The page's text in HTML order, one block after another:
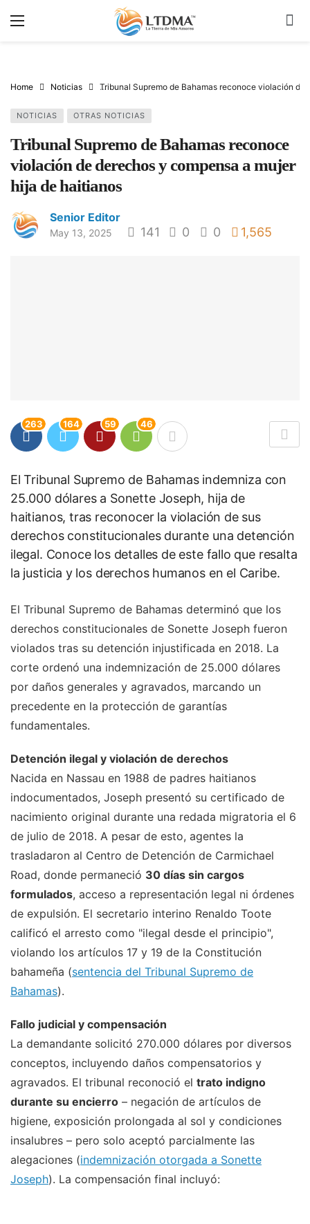
Home Noticias Tribunal Supremo de Bahamas reconoce violación
NOTICIAS OTRAS NOTICIAS
Tribunal Supremo de Bahamas reconoce
violación de derechos y compensa a mujer
hija de haitianos
Senior Editor
May 13, 2025 141 0 0 1,565
263 164 59 46
El Tribunal Supremo de Bahamas indemniza con
25.000 dólares a Sonette Joseph, hija de
haitianos, tras reconocer la violación de sus
derechos constitucionales durante una detención
ilegal. Conoce los detalles de este fallo que resalta
la justicia y los derechos humanos en el Caribe.
El Tribunal Supremo de Bahamas determinó que los
derechos constitucionales de Sonette Joseph fueron
violados tras su detención injustificada en 2018. La
corte ordenó una indemnización de 25.000 dólares
por daños generales y agravados, marcando un
precedente en la protección de garantías
fundamentales.
Detención ilegal y violación de derechos
Nacida en Nassau en 1988 de padres haitianos
indocumentados, Joseph presentó su certificado de
nacimiento original durante una redada migratoria el 6
de julio de 2018. A pesar de esto, agentes la
trasladaron al Centro de Detención de Carmichael
Road, donde permaneció 30 días sin cargos
formulados, acceso a representación legal ni órdenes
de expulsión. El secretario interino Renaldo Toote
calificó el arresto como "ilegal desde el principio",
violando los artículos 17 y 19 de la Constitución
bahameña (sentencia del Tribunal Supremo de
Bahamas).
Fallo judicial y compensación
La demandante solicitó 270.000 dólares por diversos
conceptos, incluyendo daños compensatorios y
agravados. El tribunal reconoció el trato indigno
durante su encierro – negación de artículos de
higiene, exposición prolongada al sol y condiciones
insalubres – pero solo aceptó parcialmente las
alegaciones (indemnización otorgada a Sonette
Joseph). La compensación final incluyó: